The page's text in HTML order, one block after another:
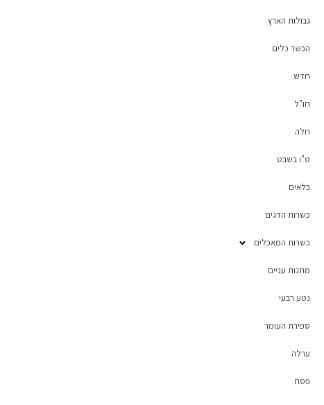
גבולות הארץ
הכשר כלים
חדש
חו"ל
חלה
ט"ו בשבט
כלאים
כשרות הדגים
כשרות המאכלים
מתנות עניים
נטע רבעי
ספירת העומר
ערלה
פסח